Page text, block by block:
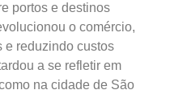
portos e destinos
o comércio,
e reduzindo custos
a se refletir em
na cidade de São